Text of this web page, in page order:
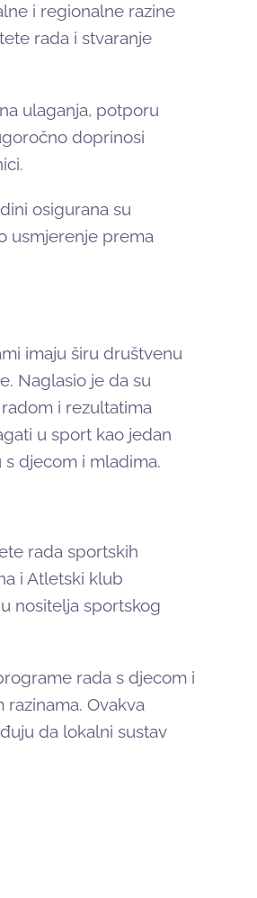
i regionalne razine
rada i stvaranje
ulaganja, potporu
doprinosi
osigurana su
usmjerenje prema
imaju širu društvenu
Naglasio je da su
i rezultatima
u sport kao jedan
djecom i mladima.
rada sportskih
i Atletski klub
nositelja sportskog
rada s djecom i
Ovakva
da lokalni sustav